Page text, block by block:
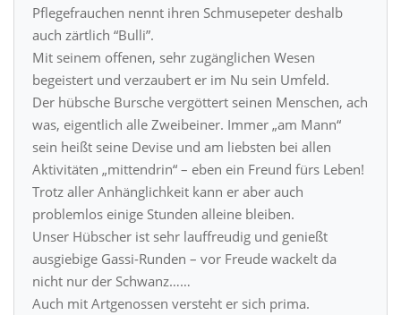
Pflegefrauchen nennt ihren Schmusepeter deshalb
auch zärtlich “Bulli”.
Mit seinem offenen, sehr zugänglichen Wesen
begeistert und verzaubert er im Nu sein Umfeld.
Der hübsche Bursche vergöttert seinen Menschen, ach
was, eigentlich alle Zweibeiner. Immer „am Mann“
sein heißt seine Devise und am liebsten bei allen
Aktivitäten „mittendrin“ – eben ein Freund fürs Leben!
Trotz aller Anhänglichkeit kann er aber auch
problemlos einige Stunden alleine bleiben.
Unser Hübscher ist sehr lauffreudig und genießt
ausgiebige Gassi-Runden – vor Freude wackelt da
nicht nur der Schwanz……
Auch mit Artgenossen versteht er sich prima.